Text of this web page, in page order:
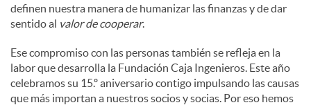
definen nuestra manera de humanizar las finanzas y de dar
sentido al valor de cooperar.
Ese compromiso con las personas también se refleja en la
labor que desarrolla la Fundación Caja Ingenieros. Este año
celebramos su 15.º aniversario contigo impulsando las causas
que más importan a nuestros socios y socias. Por eso hemos